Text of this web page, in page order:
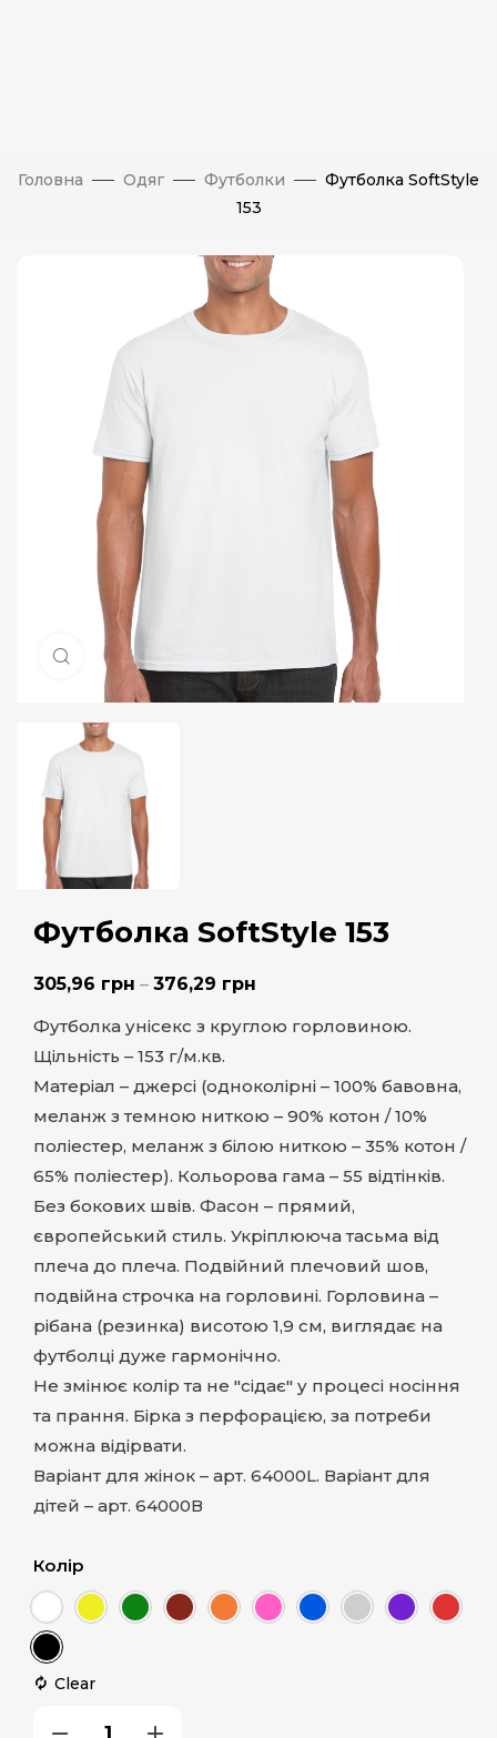
Головна Одяг Футболки
Футболка SoftStyle
153
Натисніть, щоб збільшити
Футболка SoftStyle 153
305,96 грн – 376,29 грн
Футболка унісекс з круглою горловиною.
Щільність – 153 г/м.кв.
Матеріал – джерсі (одноколірні – 100% бавовна,
меланж з темною ниткою – 90% котон / 10%
поліестер, меланж з білою ниткою – 35% котон /
65% поліестер). Кольорова гама – 55 відтінків.
Без бокових швів. Фасон – прямий,
європейський стиль. Укріплююча тасьма від
плеча до плеча. Подвійний плечовий шов,
подвійна строчка на горловині. Горловина –
рібана (резинка) висотою 1,9 см, виглядає на
футболці дуже гармонічно.
Не змінює колір та не "сідає" у процесі носіння
та прання. Бірка з перфорацією, за потреби
можна відірвати.
Варіант для жінок – арт. 64000L. Варіант для
дітей – арт. 64000В
Колір
Clear